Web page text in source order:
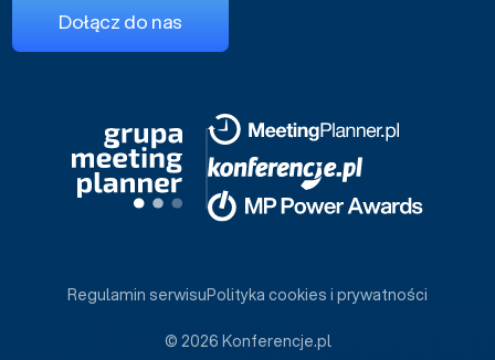
Dołącz do nas
© 2026 Konferencje.pl
Regulamin serwisuPolityka cookies i prywatności